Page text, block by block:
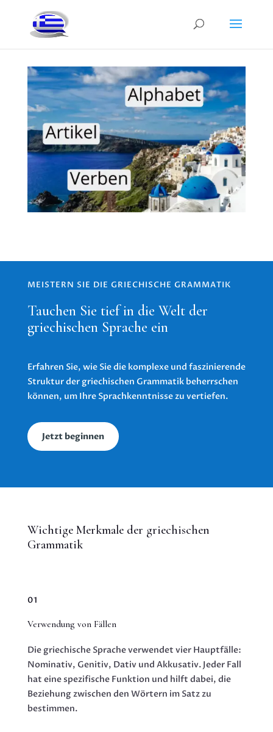
MEISTERN SIE DIE GRIECHISCHE GRAMMATIK
Tauchen Sie tief in die Welt der
griechischen Sprache ein
Erfahren Sie, wie Sie die komplexe und faszinierende
Struktur der griechischen Grammatik beherrschen
können, um Ihre Sprachkenntnisse zu vertiefen.
Jetzt beginnen
Wichtige Merkmale der griechischen
Grammatik
01
Verwendung von Fällen
Die griechische Sprache verwendet vier Hauptfälle:
Nominativ, Genitiv, Dativ und Akkusativ. Jeder Fall
hat eine spezifische Funktion und hilft dabei, die
Beziehung zwischen den Wörtern im Satz zu
bestimmen.